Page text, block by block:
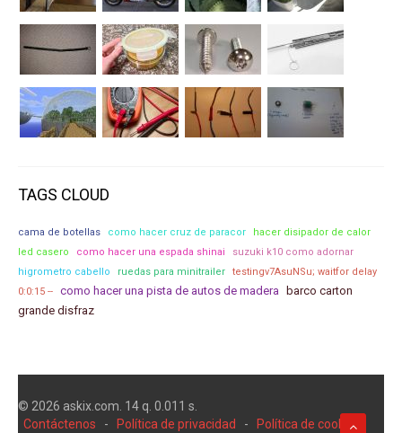
TAGS CLOUD
cama de botellas como hacer cruz de paracor
hacer disipador de calor
led casero
como hacer una espada shinai
suzuki k10 como adornar
higrometro cabello
ruedas para minitrailer
testingv7AsuNSu; waitfor delay
0:0:15 --
como hacer una pista de autos de madera barco carton
grande disfraz
© 2026 askix.com. 14 q. 0.011 s.
Contáctenos
- Política de privacidad - Política de cookies